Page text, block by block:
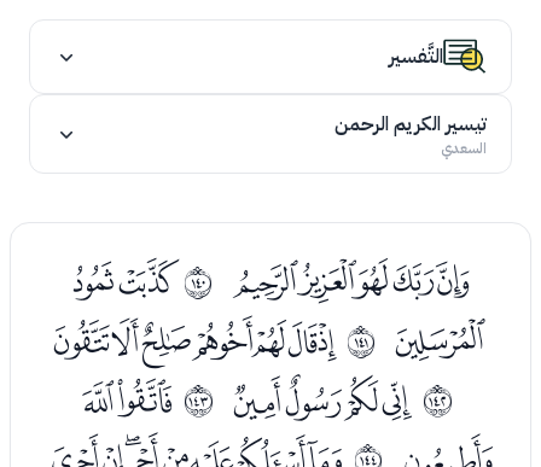
التَّفسير
تيسير الكريم الرحمن
السعدي
ﭨﭩﭪﭫﭬ ﲋﭮﭯ
ﭰ ﲌﭲﭳﭴﭵﭶﭷﭸ
ﲍﭺﭻﭼﭽ ﲎﭿﮀ